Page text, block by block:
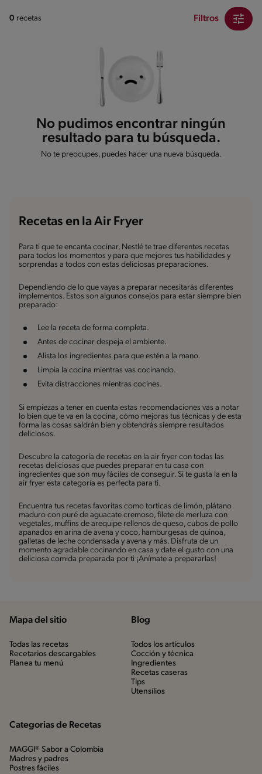
0 recetas Filtros
No pudimos encontrar ningún
resultado para tu búsqueda.
No te preocupes, puedes hacer una nueva búsqueda.
Recetas en la Air Fryer
Para ti que te encanta cocinar, Nestlé te trae diferentes recetas
para todos los momentos y para que mejores tus habilidades y
sorprendas a todos con estas deliciosas preparaciones.
Dependiendo de lo que vayas a preparar necesitarás diferentes
implementos. Estos son algunos consejos para estar siempre bien
preparado:
Lee la receta de forma completa.
Antes de cocinar despeja el ambiente.
Alista los ingredientes para que estén a la mano.
Limpia la cocina mientras vas cocinando.
Evita distracciones mientras cocines.
Si empiezas a tener en cuenta estas recomendaciones vas a notar
lo bien que te va en la cocina, cómo mejoras tus técnicas y de esta
forma las cosas saldrán bien y obtendrás siempre resultados
deliciosos.
Descubre la categoría de recetas en la air fryer con todas las
recetas deliciosas que puedes preparar en tu casa con
ingredientes que son muy fáciles de conseguir. Si te gusta la en la
air fryer esta categoría es perfecta para ti.
Encuentra tus recetas favoritas como torticas de limón, plátano
maduro con puré de aguacate cremoso, filete de merluza con
vegetales, muffins de arequipe rellenos de queso, cubos de pollo
apanados en arina de avena y coco, hamburgesas de quinoa,
galletas de leche condensada y avena y más. Disfruta de un
momento agradable cocinando en casa y date el gusto con una
deliciosa comida preparada por ti ¡Anímate a prepararlas!
Mapa del sitio
Todas las recetas
Recetarios descargables
Planea tu menú
Blog
Todos los artículos
Cocción y técnica
Ingredientes
Recetas caseras
Tips
Utensílios
Categorias de Recetas
MAGGI® Sabor a Colombia
Madres y padres
Postres fáciles